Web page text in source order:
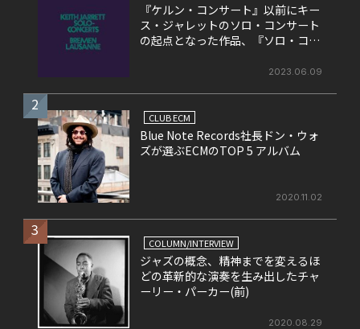
『ケルン・コンサート』以前にキー
ス・ジャレットのソロ・コンサート
の起点となった作品、『ソロ・コン
2023.06.09
2
CLUB ECM
Blue Note Records社長ドン・ウォ
ズが選ぶECMのTOP 5 アルバム
2020.11.02
3
COLUMN/INTERVIEW
ジャズの概念、精神までを変えるほ
どの革新的な演奏を生み出したチャ
ーリー・パーカー(前)
2020.08.29